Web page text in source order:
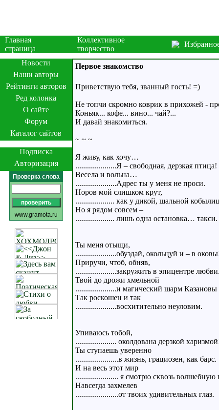
Главная
страница
Коллективное
творчество
Новости
Наши авторы
Рейтинги авторов
Ред колонка
О сайте
Форум
Каталог сайтов
Подписка
Авторизация
Проверка слова
www.gramota.ru
Первое знакомство
Приветствую тебя, званный гость! =)
Не топчи скромно коврик в прихожей -
Коньяк... кофе... вино... чай?...
И давай знакомиться.
~ ~ ~
Я живу, как хочу…
.....................Я – свободная, дерзкая птица!
Весела и вольна…
.....................Адрес ты у меня не проси.
Норов мой слишком крут,
.................... как у дикой, шальной
Но я рядом совсем –
.................... лишь одна остановка… такси.
Ты меня отыщи,
.....................обуздай, окольцуй и – в
Приручи, чтоб, обняв,
.....................закружить в эпицентре
Твой до дрожи хмельной
.....................и магический шарм Казановы
Так роскошен и так
.....................восхитительно неуловим.
Упиваюсь тобой,
..................... околдована дерзкой
Ты ступаешь уверенно
......................в жизнь, грациозен, как барс.
И на весь этот мир
...................... я смотрю сквозь волшебную
Навсегда захмелев
......................от твоих удивительных глаз.